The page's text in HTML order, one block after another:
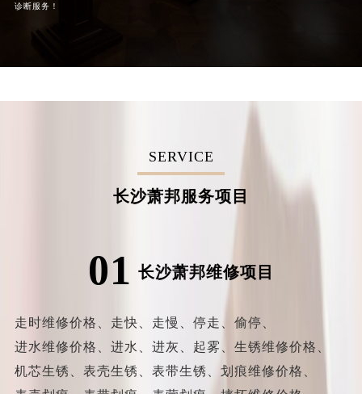
诊断服务！
SERVICE
长沙萧邦服务项目
01 长沙萧邦维修项目
走时维修价格、 走快、 走慢、 停走、 偷停、
进水维修价格、 进水、 进灰、 起雾、 生锈维修价格、
机芯生锈、 表壳生锈、 表带生锈、 划痕维修价格、